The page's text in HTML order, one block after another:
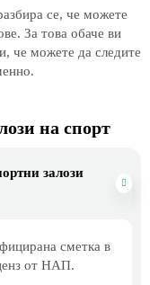
се, че можете
За това обаче ви
че можете да следите
на спорт
залози
сметка в
от НАП.